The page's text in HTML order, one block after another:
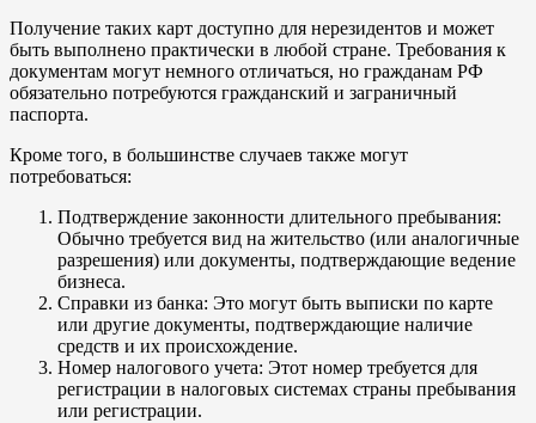
Получение таких карт доступно для нерезидентов и может
быть выполнено практически в любой стране. Требования к
документам могут немного отличаться, но гражданам РФ
обязательно потребуются гражданский и заграничный
паспорта.
Кроме того, в большинстве случаев также могут
потребоваться:
Подтверждение законности длительного пребывания:
Обычно требуется вид на жительство (или аналогичные
разрешения) или документы, подтверждающие ведение
бизнеса.
Справки из банка: Это могут быть выписки по карте
или другие документы, подтверждающие наличие
средств и их происхождение.
Номер налогового учета: Этот номер требуется для
регистрации в налоговых системах страны пребывания
или регистрации.